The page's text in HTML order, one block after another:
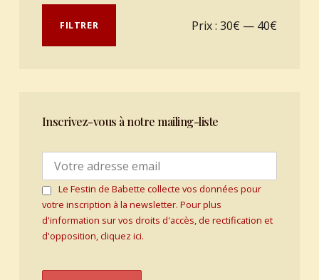
Prix min
Prix maxFILTRER Prix :30€ — 40€
Inscrivez-vous à notre mailing-liste
Le Festin de Babette collecte vos données pour
votre inscription à la newsletter. Pour plus
d'information sur vos droits d'accès, de rectification et
d'opposition, cliquez ici.